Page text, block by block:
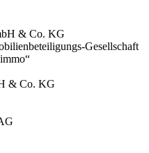
& Co. KG
Gesellschaft
& Co. KG